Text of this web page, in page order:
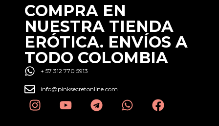
COMPRA EN
NUESTRA TIENDA
ERÓTICA. ENVÍOS A
TODO COLOMBIA
+ 57 312 770 5913
info@pinksecretonline.com